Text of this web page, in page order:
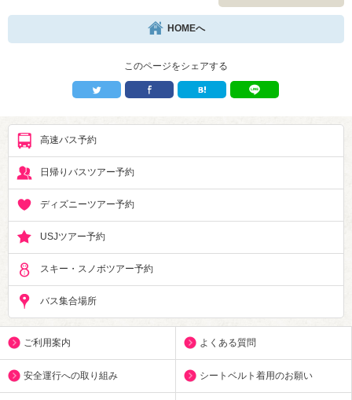
HOMEへ
このページをシェアする
高速バス予約
日帰りバスツアー予約
ディズニーツアー予約
USJツアー予約
スキー・スノボツアー予約
バス集合場所
ご利用案内 よくある質問
安全運行への取り組み シートベルト着用のお願い